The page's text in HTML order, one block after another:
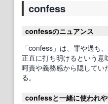
confess
confessのニュアンス
「confess」は、罪や過ち
正直に打ち明けるという
呵責や義務感から隠して
る。
confessと一緒に使われ